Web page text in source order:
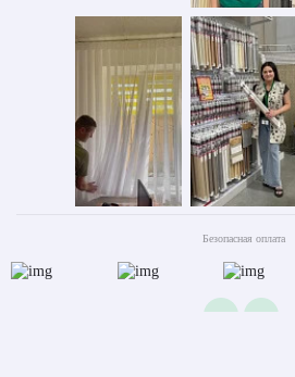
Безопасная оплата